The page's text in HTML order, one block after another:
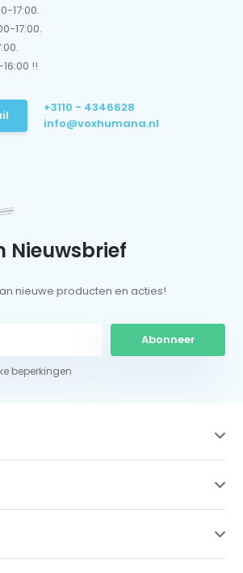
17:00.
17:00.
!!
+3110 - 4346628
info@voxhumana.nl
Nieuwsbrief
nieuwe producten en acties!
Abonneer
beperkingen